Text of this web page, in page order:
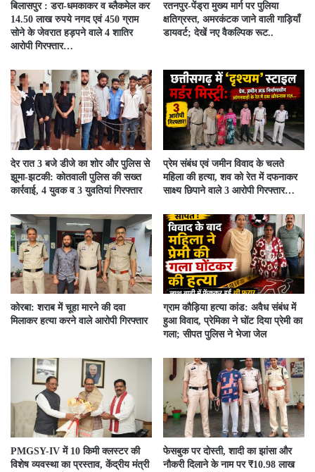
बिलासपुर : डरा-धमकाकर व ब्लैकमेल कर
14.50 लाख रुपये नगद एवं 450 ग्राम
सोने के जेवरात हड़पने वाले 4 शातिर
आरोपी गिरफ्तार…
रतनपुर-पेंड्रा मुख्य मार्ग पर पुलिया
क्षतिग्रस्त, अमरकंटक जाने वाली गाड़ियाँ
डायवर्ट; देखें नए वैकल्पिक रूट..
देर रात 3 बजे डीजे का शोर और पुलिस से
झूमा-झटकी: कोतवाली पुलिस की सख्त
कार्रवाई, 4 युवक व 3 युवतियां गिरफ्तार
प्रेम संबंध एवं जमीन विवाद के चलते
महिला की हत्या, शव को रेत में दफनाकर
साक्ष्य छिपाने वाले 3 आरोपी गिरफ्तार…
कोरबा: शराब में चूहा मारने की दवा
मिलाकर हत्या करने वाले आरोपी गिरफ्तार
ग्राम कौड़िया हत्या कांड: अवैध संबंध में
हुआ विवाद, प्रेमिका ने घोंट दिया प्रेमी का
गला; सीपत पुलिस ने भेजा जेल
PMGSY-IV में 10 किमी क्लस्टर की
विशेष व्यवस्था का प्रस्ताव, केंद्रीय मंत्री
फेसबुक पर दोस्ती, शादी का झांसा और
नौकरी दिलाने के नाम पर ₹10.98 लाख